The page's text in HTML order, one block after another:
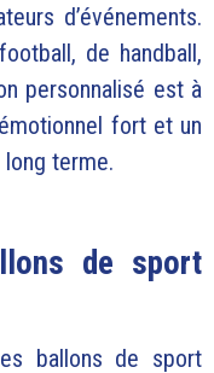
d’événements.
de handball,
personnalisé est à
fort et un
terme.
de sport
ballons de sport